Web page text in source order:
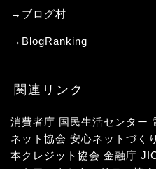
→ ブログ村
→ BlogRanking
関連リンク
消費者庁 国民生活センター
ネット協会 安心ネットづく
本クレジット協会 金融庁